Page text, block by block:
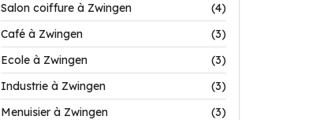
Salon coiffure à Zwingen
(4)
Café à Zwingen
(3)
Ecole à Zwingen
(3)
Industrie à Zwingen
(3)
Menuisier à Zwingen
(3)